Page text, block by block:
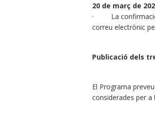
20 de març de
· La confirmació
correu electrònic
Publicació dels
El Programa
considerades per